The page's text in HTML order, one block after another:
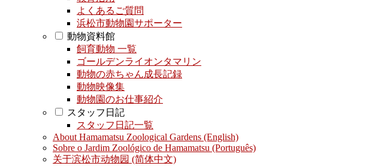
よくあるご質問
浜松市動物園サポーター
動物資料館
飼育動物 一覧
ゴールデンライオンタマリン
動物の赤ちゃん成長記録
動物映像集
動物園のお仕事紹介
スタッフ日記
スタッフ日記一覧
About Hamamatsu Zoological Gardens (English)
Sobre o Jardim Zoológico de Hamamatsu (Português)
关于滨松市动物园 (简体中文)